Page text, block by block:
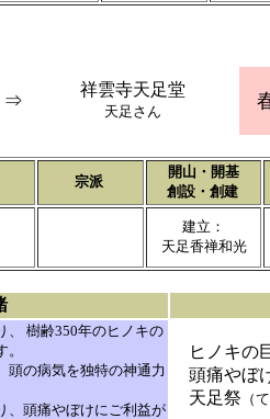
⇒
祥雲寺天足堂
天足さん
宗派
開山・開基
創設・創建
建立：
天足香禅和光
樹齢350年のヒノキの
の病気を独特の神通力
頭痛やぼけにご利益が
ヒノキの
頭痛やぼ
天足祭 （